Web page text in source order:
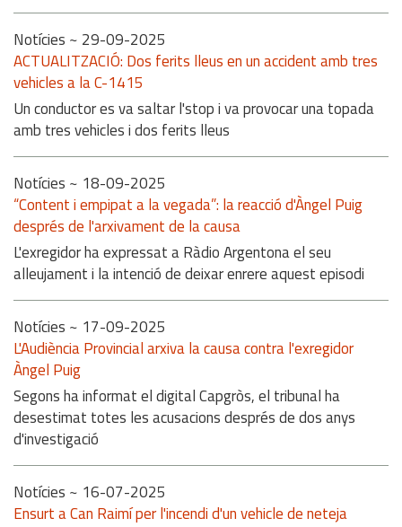
Notícies ~ 29-09-2025
ACTUALITZACIÓ: Dos ferits lleus en un accident amb tres
vehicles a la C-1415
Un conductor es va saltar l'stop i va provocar una topada
amb tres vehicles i dos ferits lleus
Notícies ~ 18-09-2025
“Content i empipat a la vegada”: la reacció d'Àngel Puig
després de l'arxivament de la causa
L'exregidor ha expressat a Ràdio Argentona el seu
alleujament i la intenció de deixar enrere aquest episodi
Notícies ~ 17-09-2025
L'Audiència Provincial arxiva la causa contra l'exregidor
Àngel Puig
Segons ha informat el digital Capgròs, el tribunal ha
desestimat totes les acusacions després de dos anys
d'investigació
Notícies ~ 16-07-2025
Ensurt a Can Raimí per l'incendi d'un vehicle de neteja